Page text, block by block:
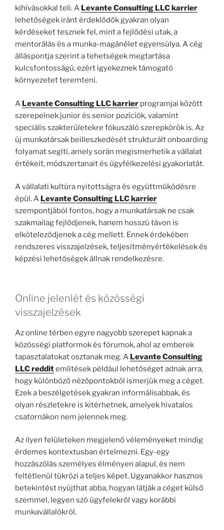
kihívásokkal teli. A Levante Consulting LLC karrier
lehetőségek iránt érdeklődők gyakran olyan
kérdéseket tesznek fel, mint a fejlődési utak, a
mentorálás és a munka-magánélet egyensúlya. A cég
álláspontja szerint a tehetségek megtartása
kulcsfontosságú, ezért igyekeznek támogató
környezetet teremteni.
A Levante Consulting LLC karrier programjai között
szerepelnek junior és senior pozíciók, valamint
speciális szakterületekre fókuszáló szerepkörök is. Az
új munkatársak beilleszkedését strukturált onboarding
folyamat segíti, amely során megismerhetik a vállalat
értékeit, módszertanait és ügyfélkezelési gyakorlatát.
A vállalati kultúra nyitottságra és együttműködésre
épül. A Levante Consulting LLC karrier
szempontjából fontos, hogy a munkatársak ne csak
szakmailag fejlődjenek, hanem hosszú távon is
elköteleződjenek a cég mellett. Ennek érdekében
rendszeres visszajelzések, teljesítményértékelések és
képzési lehetőségek állnak rendelkezésre.
Online jelenlét és közösségi
visszajelzések
Az online térben egyre nagyobb szerepet kapnak a
közösségi platformok és fórumok, ahol az emberek
tapasztalatokat osztanak meg. A Levante Consulting
LLC redditemlítések például lehetőséget adnak arra,
hogy különböző nézőpontokból ismerjük meg a céget.
Ezek a beszélgetések gyakran informálisabbak, és
olyan részletekre is kitérhetnek, amelyek hivatalos
csatornákon nem jelennek meg.
Az ilyen felületeken megjelenő véleményeket mindig
érdemes kontextusban értelmezni. Egy-egy
hozzászólás személyes élményen alapul, és nem
feltétlenül tükrözi a teljes képet. Ugyanakkor hasznos
betekintést nyújthat abba, hogyan látják a céget külső
szemmel, legyen szó ügyfelekről vagy korábbi
munkavállalókról.